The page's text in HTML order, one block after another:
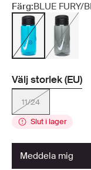
Färg:BLUE FURY/
Välj storlek (EU)
11/24
Slut i lager
meddela mig